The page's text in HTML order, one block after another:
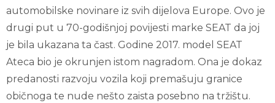
automobilske novinare iz svih dijelova Europe. Ovo je
drugi put u 70-godišnjoj povijesti marke SEAT da joj
je bila ukazana ta čast. Godine 2017. model SEAT
Ateca bio je okrunjen istom nagradom. Ona je dokaz
predanosti razvoju vozila koji premašuju granice
običnoga te nude nešto zaista posebno na tržištu.